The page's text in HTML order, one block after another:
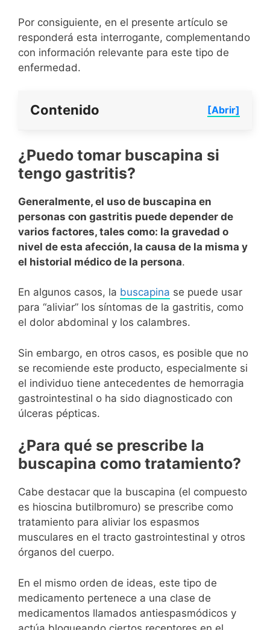
Por consiguiente, en el presente artículo se
responderá esta interrogante, complementando
con información relevante para este tipo de
enfermedad.
Contenido [Abrir]
¿Puedo tomar buscapina si
tengo gastritis?
Generalmente, el uso de buscapina en
personas con gastritis puede depender de
varios factores, tales como: la gravedad o
nivel de esta afección, la causa de la misma y
el historial médico de la persona.
En algunos casos, la buscapina se puede usar
para “aliviar” los síntomas de la gastritis, como
el dolor abdominal y los calambres.
Sin embargo, en otros casos, es posible que no
se recomiende este producto, especialmente si
el individuo tiene antecedentes de hemorragia
gastrointestinal o ha sido diagnosticado con
úlceras pépticas.
¿Para qué se prescribe la
buscapina como tratamiento?
Cabe destacar que la buscapina (el compuesto
es hioscina butilbromuro) se prescribe como
tratamiento para aliviar los espasmos
musculares en el tracto gastrointestinal y otros
órganos del cuerpo.
En el mismo orden de ideas, este tipo de
medicamento pertenece a una clase de
medicamentos llamados antiespasmódicos y